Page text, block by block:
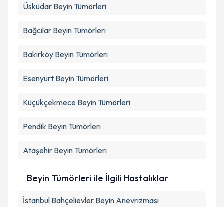
Üsküdar Beyin Tümörleri
Bağcılar Beyin Tümörleri
Bakırköy Beyin Tümörleri
Esenyurt Beyin Tümörleri
Küçükçekmece Beyin Tümörleri
Pendik Beyin Tümörleri
Ataşehir Beyin Tümörleri
Beyin Tümörleri ile İlgili Hastalıklar
İstanbul Bahçelievler Beyin Anevrizması